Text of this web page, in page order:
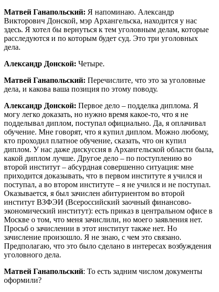
Матвей Ганапольский: Я напоминаю. Александр
Викторович Донской, мэр Архангельска, находится у нас
здесь. Я хотел бы вернуться к тем уголовным делам, которые
расследуются и по которым будет суд. Это три уголовных
дела.
Александр Донской: Четыре.
Матвей Ганапольский: Перечислите, что это за уголовные
дела, и какова ваша позиция по этому поводу.
Александр Донской: Первое дело – подделка диплома. Я
могу легко доказать, но нужно время какое-то, что я не
подделывал диплом, поступал официально. Да, я оплачивал
обучение. Мне говорят, что я купил диплом. Можно любому,
кто проходил платное обучение, сказать, что он купил
диплом. У нас даже дискуссия в Архангельской области была,
какой диплом лучше. Другое дело – по поступлению во
второй институт – абсурдная совершенно ситуация: мне
приходится доказывать, что в первом институте я учился и
поступал, а во втором институте – я не учился и не поступал.
Оказывается, я был зачислен абитуриентом во второй
институт ВЗФЭИ (Всероссийский заочный финансово-
экономический институт): есть приказ в центральном офисе в
Москве о том, что меня зачислили, но моего заявления нет.
Просьб о зачислении в этот институт также нет. Но
зачисление произошло. Я не знаю, с чем это связано.
Предполагаю, что это было сделано в интересах возбуждения
уголовного дела.
Матвей Ганапольский: То есть задним числом документы
оформили?